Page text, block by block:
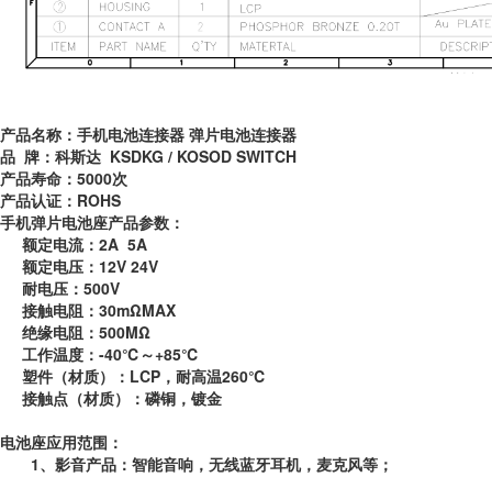
产品名称：手机电池连接器 弹片电池连接器
品 牌：科斯达 KSDKG / KOSOD SWITCH
产品寿命： 5000次
产品认证： ROHS
手机弹片电池座产品参数：
额定电流： 2A 5A
额定电压： 12V 24V
耐电压： 500V
接触电阻： 30mΩMAX
绝缘电阻： 500MΩ
工作温度： -40℃～+85℃
塑件（材质）： LCP ，耐高温260℃
接触点（材质）：磷铜，镀金
电池座应用范围：
1、影音产品：智能音响，无线蓝牙耳机，麦克风等；